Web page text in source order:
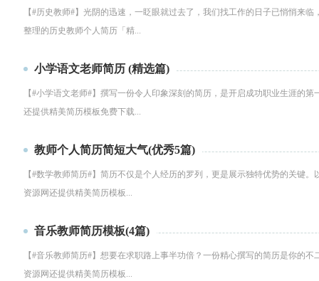
【#历史教师#】光阴的迅速，一眨眼就过去了，我们找工作的日子已悄悄来
整理的历史教师个人简历「精...
小学语文老师简历 (精选篇)
【#小学语文老师#】撰写一份令人印象深刻的简历，是开启成功职业生涯的
还提供精美简历模板免费下载...
教师个人简历简短大气(优秀5篇)
【#数学教师简历#】简历不仅是个人经历的罗列，更是展示独特优势的关键
资源网还提供精美简历模板...
音乐教师简历模板(4篇)
【#音乐教师简历#】想要在求职路上事半功倍？一份精心撰写的简历是你的
资源网还提供精美简历模板...